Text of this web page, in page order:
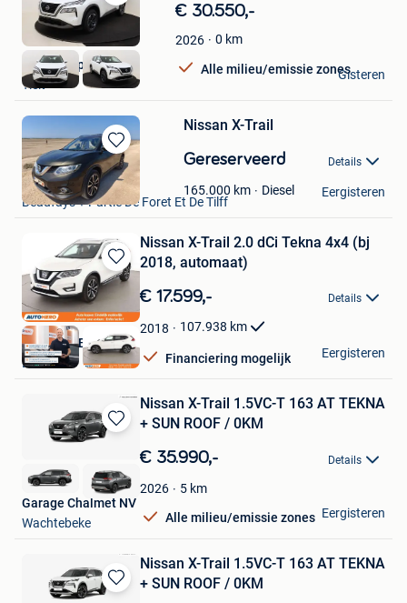
Bewaren
in
Mijn
Favorieten
€ 30.550,-
2026 0 km
Alle milieu/emissie zones
Autokruispunt VS
Tielt
Gisteren
Bewaren
in
Mijn
Favorieten
Nissan X-Trail
Gereserveerd Details
165.000 km Diesel
Pierre Loriaux
Beaufays + Partie De Foret Et De Tilff
Eergisteren
Bewaren
in
Mijn
Favorieten
Nissan X-Trail 2.0 dCi Tekna 4x4 (bj
2018, automaat)
€ 17.599,- Details
2018 107.938 km
Financiering mogelijk
Autohero België
Brussel
Eergisteren
Bewaren
Mijn
Favorieten
Nissan X-Trail 1.5VC-T 163 AT TEKNA
+ SUN ROOF / 0KM
€ 35.990,- Details
2026 5 km
Alle milieu/emissie zones
Garage Chalmet NV
Wachtebeke
Eergisteren
Bewaren
Nissan X-Trail 1.5VC-T 163 AT TEKNA
+ SUN ROOF / 0KM